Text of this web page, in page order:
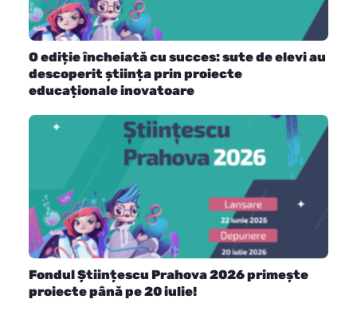
O ediție încheiată cu succes: sute de elevi au
descoperit știința prin proiecte
educaționale inovatoare
Fondul Științescu Prahova 2026 primește
proiecte până pe 20 iulie!